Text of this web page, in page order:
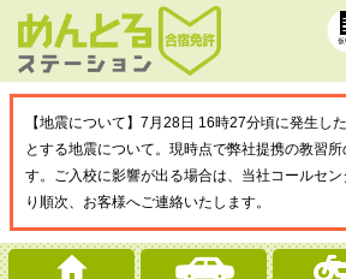
仮
【地震について】7月28日 16時27分頃に発生し
とする地震について。現時点で弊社提携の教習
す。ご入校に影響が出る場合は、当社コールセ
り順次、お客様へご連絡いたします。